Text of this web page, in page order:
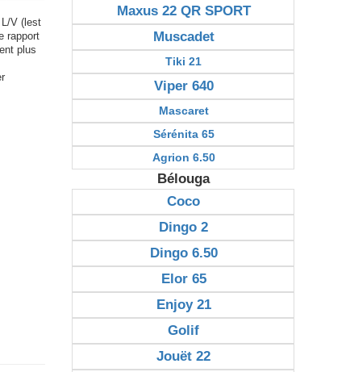
V (lest
rapport
plus
Maxus 22 QR SPORT
Muscadet
Tiki 21
Viper 640
Mascaret
Sérénita 65
Agrion 6.50
Bélouga
Coco
Dingo 2
Dingo 6.50
Elor 65
Enjoy 21
Golif
Jouët 22